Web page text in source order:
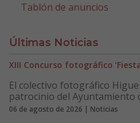
Tablón de anuncios
Últimas Noticias
XIII Concurso fotográfico
El colectivo fotográfico
patrocinio del Ayuntamiento
06 de agosto de 2026 | Noticias